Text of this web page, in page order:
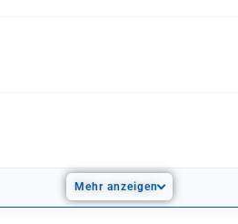
Mehr anzeigen